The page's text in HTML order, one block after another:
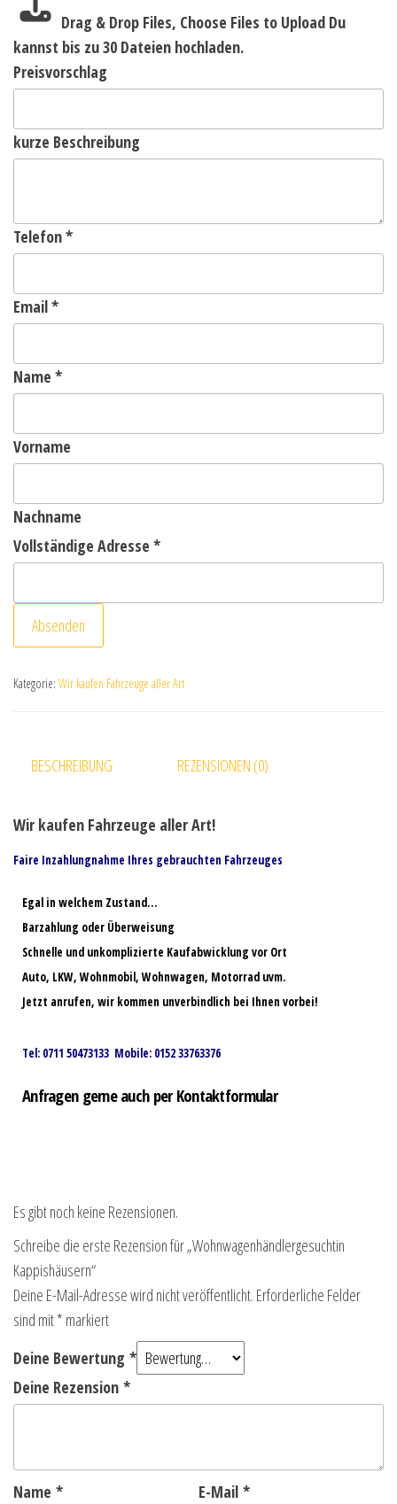
Drag & Drop Files, Choose Files to Upload Du
kannst bis zu 30 Dateien hochladen.
Preisvorschlag
kurze Beschreibung
Telefon*
Email*
Name *
Vorname
Nachname
Vollständige Adresse *
Absenden
Kategorie: Wir kaufen Fahrzeuge aller Art
BESCHREIBUNG REZENSIONEN (0)
Wir kaufen Fahrzeuge aller Art!
Faire Inzahlungnahme Ihres gebrauchten Fahrzeuges
Egal in welchem Zustand…
Barzahlung oder Überweisung
Schnelle und unkomplizierte Kaufabwicklung vor Ort
Auto, LKW, Wohnmobil, Wohnwagen, Motorrad uvm.
Jetzt anrufen, wir kommen unverbindlich bei Ihnen vorbei!
Tel: 0711 50473133 Mobile: 0152 33763376
Anfragen gerne auch per Kontaktformular
Es gibt noch keine Rezensionen.
Schreibe die erste Rezension für „Wohnwagenhändlergesuchtin
Kappishäusern“
Deine E-Mail-Adresse wird nicht veröffentlicht. Erforderliche Felder
sind mit* markiert
Deine Bewertung *
Deine Rezension *
Name * E-Mail *